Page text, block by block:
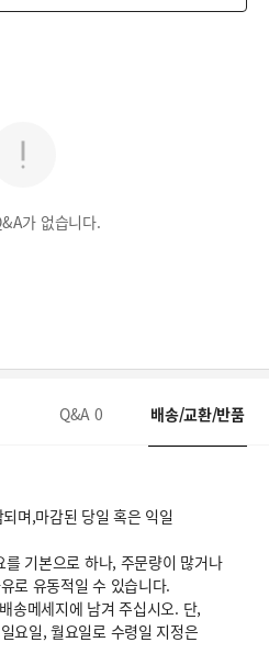
가 없습니다.
Q&A 0 배송/교환/반품
며,마감된 당일 혹은 익일
기본으로 하나, 주문량이 많거나
로 유동적일 수 있습니다.
송메세지에 남겨 주십시오. 단,
요일, 월요일로 수령일 지정은